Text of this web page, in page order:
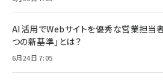
AI活用でWebサイトを優秀な営業担当
つの新基準」とは？
6月24日 7:05